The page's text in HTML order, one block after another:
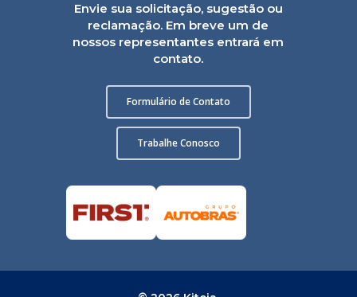
Envie sua solicitação, sugestão ou
reclamação. Em breve um de
nossos representantes entrará em
contato.
Formulário de Contato
Trabalhe Conosco